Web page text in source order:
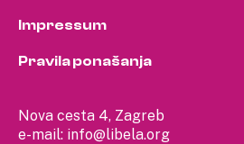
Nova cesta 4, Zagreb
e-mail: info@libela.org
Impressum
Pravila ponašanja